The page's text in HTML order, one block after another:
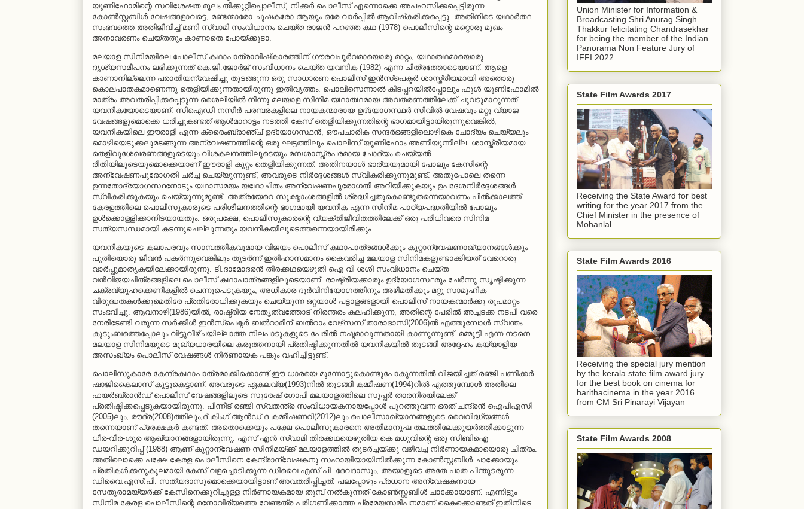
യൂണിഫോമിന്റെ സവിശേഷത മൂലം തീക്കുറ്റിപ്പൊലീസ്, നിക്കര്‍ പൊലീസ് എന്നൊക്കെ അപഹസിക്കപ്പെട്ടിരുന്ന
കോണ്‍സ്റ്റബിള്‍ വേഷങ്ങളാവട്ടെ, മണ്ടന്മാരോ ചൂഷകരോ ആയും ഒരേ വാര്‍പ്പില്‍ ആവിഷ്‌കരിക്കപ്പെട്ടു. അതിനിടെ യഥാര്‍ത്ഥ
സംഭവത്തെ അതിജീവിച്ച് മണി സ്വാമി സംവിധാനം ചെയ്ത രാജന്‍ പറഞ്ഞ കഥ (1978) പൊലീസിന്റെ മറ്റൊരു മുഖം
അനാവരണം ചെയ്തതും കാണാതെ പോയ്ക്കൂടാ.
മലയാള സിനിമയിലെ പോലീസ് കഥാപാത്രാവിഷ്‌കാരത്തിന് ഗൗരവപൂര്‍വമായൊരു മാറ്റം, യഥാതഥമായൊരു
ദൃശ്യസമീപനം ലഭിക്കുന്നത് കെ.ജി.ജോര്‍ജ് സംവിധാനം ചെയ്ത യവനിക (1982) എന്ന ചിത്രത്തോടെയാണ്. ആളെ
കാണാനില്ലെന്ന പരാതിയന്വേഷിച്ചു തുടങ്ങുന്ന ഒരു സാധാരണ പൊലീസ് ഇന്‍സ്‌പെക്ടര്‍ ശാസ്ത്രീയമായി അതൊരു
കൊലപാതകമാണെന്നു തെളിയിക്കുന്നതായിരുന്നു ഇതിവൃത്തം. പൊലീസെന്നാല്‍ കിടപ്പറയില്‍പ്പോലും ഫുള്‍ യൂണിഫോമില്‍
മാത്രം അവതരിപ്പിക്കപ്പെടുന്ന ശൈലിയില്‍ നിന്നു മലയാള സിനിമ യഥാതഥമായ അവതരണത്തിലേക്ക് ചുവടുമാറുന്നത്
യവനികയോടെയാണ്. സിഐഡി നസീര്‍ പരമ്പരകളിലെ നായകന്മാരായ ഉദ്യോഗസ്ഥര്‍ സിവില്‍ വേഷവും മറ്റു വ്യാജ
വേഷങ്ങളുമൊക്കെ ധരിച്ചുകണ്ടത് ആള്‍മാറാട്ടം നടത്തി കേസ് തെളിയിക്കുന്നതിന്റെ ഭാഗമായിട്ടായിരുന്നുവെങ്കില്‍,
യവനികയിലെ ഈരാളി എന്ന ക്രൈംബ്രാഞ്ച് ഉദ്യോഗസ്ഥന്‍, ഔപചാരിക സന്ദര്‍ഭങ്ങളിലൊഴികെ ചോദ്യം ചെയ്യലും
മൊഴിയെടുക്കലുമടങ്ങുന്ന അന്വേഷണത്തിന്റെ ഒരു ഘട്ടത്തിലും പൊലീസ് യൂണിഫോം അണിയുന്നില്ല. ശാസ്ത്രീയമായ
തെളിവുശേഖരണങ്ങളുടെയും വിശകലനത്തിലൂടെയും മനഃശാസ്ത്രപരമായ ചോദ്യം ചെയ്യല്‍
രീതിയിലൂടെയുമൊക്കെയാണ് ഈരാളി കുറ്റം തെളിയിക്കുന്നത്. അതിനയാള്‍ ഭാര്യയുമായി പോലും കേസിന്റെ
അന്വേഷണപുരോഗതി ചര്‍ച്ച ചെയ്യുന്നുണ്ട്, അവരുടെ നിര്‍ദ്ദേശങ്ങള്‍ സ്വീകരിക്കുന്നുമുണ്ട്. അതുപോലെ തന്നെ
ഉന്നതോദ്യോഗസ്ഥനോടും യഥാസമയം യഥോചിതം അന്വേഷണപുരോഗതി അറിയിക്കുകയും ഉപദേശനിര്‍ദ്ദേശങ്ങള്‍
സ്വീകരിക്കുകയും ചെയ്യുന്നുമുണ്ട്. അത്രയേറെ സൂക്ഷ്മാംശങ്ങളില്‍ ശ്രദ്ധിച്ചതുകൊണ്ടുതന്നെയാവണം പില്‍ക്കാലത്ത്
കേരളത്തിലെ പൊലീസുകാരുടെ പരിശീലനത്തിന്റെ ഭാഗമായി യവനിക എന്ന സിനിമ പാഠ്യപദ്ധതിയില്‍ പോലും
ഉള്‍ക്കൊള്ളിക്കാനിടയായതും. ഒരുപക്ഷേ, പൊലീസുകാരന്റെ വ്യക്തിജീവിതത്തിലേക്ക് ഒരു പരിധിവരെ സിനിമ
സത്യസന്ധമായി കടന്നുചെല്ലുന്നതും യവനികയിലൂടെത്തന്നെയായിരിക്കും.
യവനികയുടെ കലാപരവും സാമ്പത്തികവുമായ വിജയം പൊലീസ് കഥാപാത്രങ്ങള്‍ക്കും കുറ്റാന്വേഷണാഖ്യാനങ്ങള്‍ക്കും
പുതിയൊരു ജീവന്‍ പകര്‍ന്നുവെങ്കിലും തുടര്‍ന്ന് ഇതിഹാസമാനം കൈവരിച്ച മലയാള സിനിമകളുണ്ടാക്കിയത് വേറൊരു
വാര്‍പ്പുമാതൃകയിലേക്കായിരുന്നു. ടി.ദാമോദരന്‍ തിരക്കഥയെഴുതി ഐ വി ശശി സംവിധാനം ചെയ്ത
വന്‍വിജയചിത്രങ്ങളിലെ പൊലീസ് കഥാപാത്രങ്ങളിലൂടെയാണ്. രാഷ്ട്രീയക്കാരും ഉദ്യോഗസ്ഥരും ചേര്‍ന്നു സൃഷ്ടിക്കുന്ന
ചക്രവ്യൂഹക്കെണികളില്‍ ചെന്നുപെടുകയും, അധികാര ദുര്‍വിനിയോഗത്തിനും അഴിമതിക്കും മറ്റു സാമൂഹിക
വിരുദ്ധതകള്‍ക്കുമെതിരേ പ്രതിരോധിക്കുകയും ചെയ്യുന്ന ഒറ്റയാള്‍ പട്ടാളങ്ങളായി പൊലീസ് നായകന്മാര്‍ക്കു രൂപമാറ്റം
സംഭവിച്ചു. ആവനാഴി(1986)യില്‍, രാഷ്ട്രീയ നേതൃത്വത്തോട് നിരന്തരം കലഹിക്കുന്ന, അതിന്റെ പേരില്‍ അച്ചടക്ക നടപി വരെ
നേരിടേണ്ടി വരുന്ന സര്‍ക്കിള്‍ ഇന്‍സ്‌പെക്ടര്‍ ബല്‍റാമിന് ബല്‍റാം വേഴ്‌സസ് താരാദാസി(2006)ല്‍ എത്തുമ്പോള്‍ സ്വന്തം
കുടുംബത്തെപ്പോലും വിട്ടുവീഴ്ചയില്ലാത്ത നിലപാടുകളുടെ പേരില്‍ നഷ്ടമാവുന്നതായി കാണുന്നുണ്ട്. മമ്മൂട്ടി എന്ന നടനെ
മലയാള സിനിമയുടെ മുഖ്യധാരയിലെ കരുത്തനായി പ്രതിഷ്ഠിക്കുന്നതില്‍ യവനികയില്‍ തുടങ്ങി അദ്ദേഹം കയ്യാളിയ
അസംഖ്യം പൊലീസ് വേഷങ്ങള്‍ നിര്‍ണായക പങ്കും വഹിച്ചിട്ടുണ്ട്.
പൊലീസുകാരേ കേന്ദ്രകഥാപാത്രമാക്കിക്കൊണ്ട് ഈ ധാരയെ മുന്നോട്ടുകൊണ്ടുപോകുന്നതില്‍ വിജയിച്ചത് രഞ്ജി പണിക്കര്‍-
ഷാജികൈലാസ് കൂട്ടുകെട്ടാണ്. അവരുടെ ഏകലവ്യ(1993)നില്‍ തുടങ്ങി കമ്മീഷണ(1994)റില്‍ എത്തുമ്പോള്‍ അതിലെ
ഫയര്‍ബ്രാന്‍ഡ് പൊലീസ് വേഷങ്ങളിലൂടെ സുരേഷ് ഗോപി മലയാളത്തിലെ സൂപ്പര്‍ താരനിരയിലേക്ക്
പ്രതിഷ്ഠിക്കപ്പെടുകയായിരുന്നു. പിന്നീട് രഞ്ജി സ്വതന്ത്ര സംവിധായകനായപ്പോള്‍ പുറത്തുവന്ന ഭരത് ചന്ദ്രന്‍ ഐപിഎസി
(2005)ലും, രൗദ്ര(2008)ത്തിലും,ദ് കിംഗ് ആന്‍ഡ് ദ കമ്മീഷണറി(2012)ലും പൊലീസാഖ്യാനങ്ങളുടെ വൈവിദ്ധ്യങ്ങള്‍
തന്നെയാണ് പ്രേക്ഷകര്‍ കണ്ടത്. അതൊക്കെയും പക്ഷേ പൊലീസുകാരനെ അതിമാനുഷ തലത്തിലേക്കുയര്‍ത്തിക്കാട്ടുന്ന
ധീര-വീര-ശൂര ആഖ്യാനങ്ങളായിരുന്നു. എസ് എന്‍ സ്വാമി തിരക്കഥയെഴുതിയ കെ മധുവിന്റെ ഒരു സിബിഐ
ഡയറിക്കുറിപ്പ് (1988) ആണ് കുറ്റാന്വേഷണ സിനിമയ്ക്ക് മലയാളത്തില്‍ തുടര്‍ച്ചയ്ക്കു വഴിവച്ച നിര്‍ണായകമായൊരു ചിത്രം.
അതിലൊക്കെ പക്ഷേ കേരള പൊലീസിനെ കേന്ദ്രാന്വേഷകനു സഹായിയായിനില്‍ക്കുന്ന കോണ്‍സ്റ്റബിള്‍ ചാക്കോയും
പ്രതികള്‍ക്കനുകൂലമായി കേസ് വളച്ചൊടിക്കുന്ന ഡിവൈ.എസ്.പി. ദേവദാസും, അയാളുടെ അതേ പാത പിന്തുടരുന്ന
ഡിവൈ.എസ്.പി. സത്യദാസുമൊക്കെയായിട്ടാണ് അവതരിപ്പിച്ചത്. പലപ്പോഴും പ്രധാന അന്വേഷകനായ
സേതുരാമയ്യര്‍ക്ക് കേസിനെക്കുറിച്ചുള്ള നിര്‍ണായകമായ തുമ്പ് നല്‍കുന്നത് കോണ്‍സ്റ്റബിള്‍ ചാക്കോയാണ്. എന്നിട്ടും
സിനിമ കേരള പൊലീസിന്റെ മനോവീര്യത്തെ വേണ്ടത്ര പരിഗണിക്കാത്ത പ്രമേയസമീപനമാണ് കൈക്കൊണ്ടത്.ഇതിനിടെ
Union Minister for Information &
Broadcasting Shri Anurag Singh
Thakkur felicitating Chandrasekhar
for being the member of the Indian
Panorama Non Feature Jury of
IFFI 2022.
State Film Awards 2017
Receiving the State Award for best
writing for the year 2017 from the
Chief Minister in the presence of
Mohanlal
State Film Awards 2016
Receiving the special jury mention
by the kerala state film award jury
for the best book on cinema for
harithacinema in the year 2016
from CM Sri Pinarayi Vijayan
State Film Awards 2008